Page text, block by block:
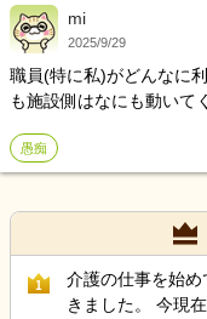
にとの指示がでました、
てたら、上の行に書いた
が、よいのでしょうか？
れてますか？だれか、う
mi
2025/9/29
職員(特に私)がどんなに
も施設側はなにも動いて
れるばかり。 いやいや
てくれないせいで職員が
愚痴
1
介護の仕事を始
きました。 今現